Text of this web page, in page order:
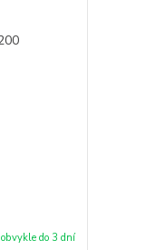
obvykle do 3 dní